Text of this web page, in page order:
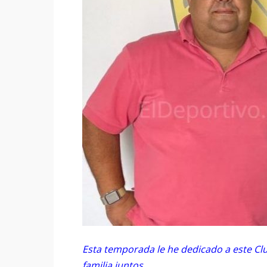
Esta temporada le he dedicado a este